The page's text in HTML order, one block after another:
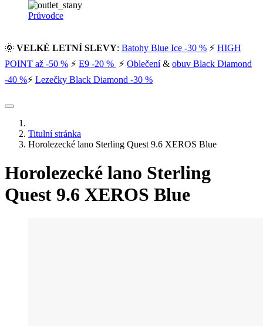
Průvodce
🌞 VELKÉ LETNÍ SLEVY: Batohy Blue Ice -30 % ⚡ HIGH
POINT až -50 % ⚡ E9 -20 % ⚡ Oblečení& obuv Black Diamond
-40 %⚡ Lezečky Black Diamond -30 %
Titulní stránka
Horolezecké lano Sterling Quest 9.6 XEROS Blue
Horolezecké lano Sterling
Quest 9.6 XEROS Blue